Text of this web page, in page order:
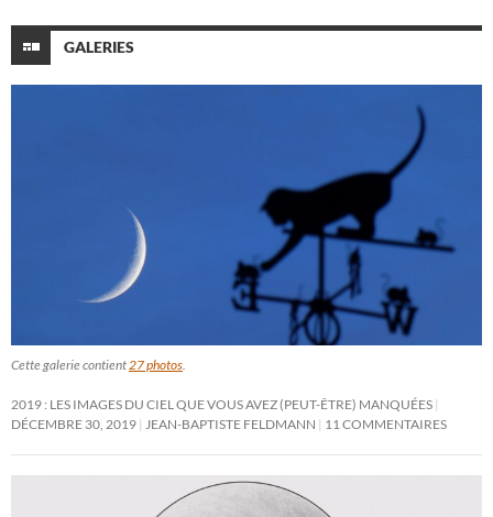
GALERIES
Cette galerie contient 27 photos
2019 : LES IMAGES DU CIEL QUE VOUS AVEZ (PEUT-ÊTRE) MANQUÉES
DÉCEMBRE 30, 2019
JEAN-BAPTISTE FELDMANN 11 COMMENTAIRES